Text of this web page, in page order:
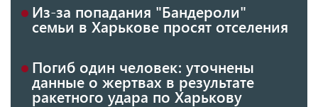
Из-за попадания "Бандероли"
семьи в Харькове просят отселения
Погиб один человек: уточнены
данные о жертвах в результате
ракетного удара по Харькову